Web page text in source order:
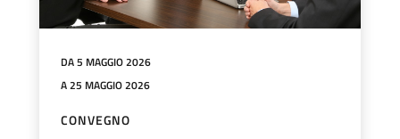
DA 5 MAGGIO 2026
A 25 MAGGIO 2026
CONVEGNO